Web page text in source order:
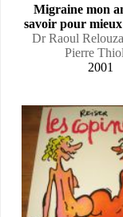
Migraine mon
savoir pour
Dr Raoul
Pierre
2001